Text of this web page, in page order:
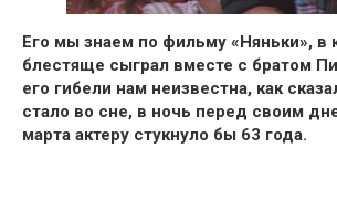
Его мы знаем по фильму «Няньки», в
блестяще сыграл вместе с братом
его гибели нам неизвестна, как
стало во сне, в ночь перед своим
марта актеру стукнуло бы 63 года.